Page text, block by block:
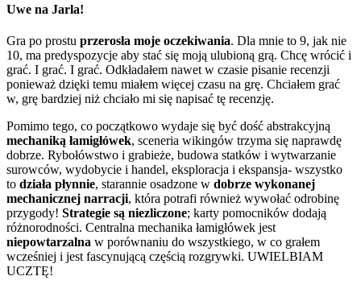
Uwe na Jarla!
Gra po prostu przerosła moje oczekiwania. Dla mnie to 9, jak nie
10, ma predyspozycje aby stać się moją ulubioną grą. Chcę wrócić i
grać. I grać. I grać. Odkładałem nawet w czasie pisanie recenzji
ponieważ dzięki temu miałem więcej czasu na grę. Chciałem grać
w, grę bardziej niż chciało mi się napisać tę recenzję.
Pomimo tego, co początkowo wydaje się być dość abstrakcyjną
mechaniką łamigłówek, sceneria wikingów trzyma się naprawdę
dobrze. Rybołówstwo i grabieże, budowa statków i wytwarzanie
surowców, wydobycie i handel, eksploracja i ekspansja- wszystko
to działa płynnie, starannie osadzone w dobrze wykonanej
mechanicznej narracji, która potrafi również wywołać odrobinę
przygody! Strategie są niezliczone; karty pomocników dodają
różnorodności. Centralna mechanika łamigłówek jest
niepowtarzalna w porównaniu do wszystkiego, w co grałem
wcześniej i jest fascynującą częścią rozgrywki. UWIELBIAM
UCZTĘ!